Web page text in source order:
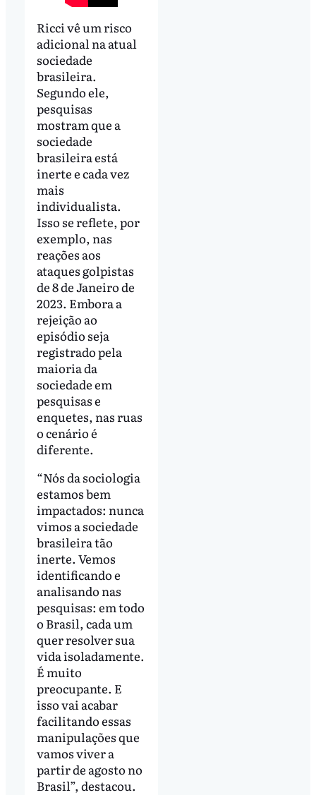
Ricci vê um risco
adicional na atual
sociedade
brasileira.
Segundo ele,
pesquisas
mostram que a
sociedade
brasileira está
inerte e cada vez
mais
individualista.
Isso se reflete, por
exemplo, nas
reações aos
ataques golpistas
de 8 de Janeiro de
2023. Embora a
rejeição ao
episódio seja
registrado pela
maioria da
sociedade em
pesquisas e
enquetes, nas ruas
o cenário é
diferente.
“Nós da sociologia
estamos bem
impactados: nunca
vimos a sociedade
brasileira tão
inerte. Vemos
identificando e
analisando nas
pesquisas: em todo
o Brasil, cada um
quer resolver sua
vida isoladamente.
É muito
preocupante. E
isso vai acabar
facilitando essas
manipulações que
vamos viver a
partir de agosto no
Brasil”, destacou.